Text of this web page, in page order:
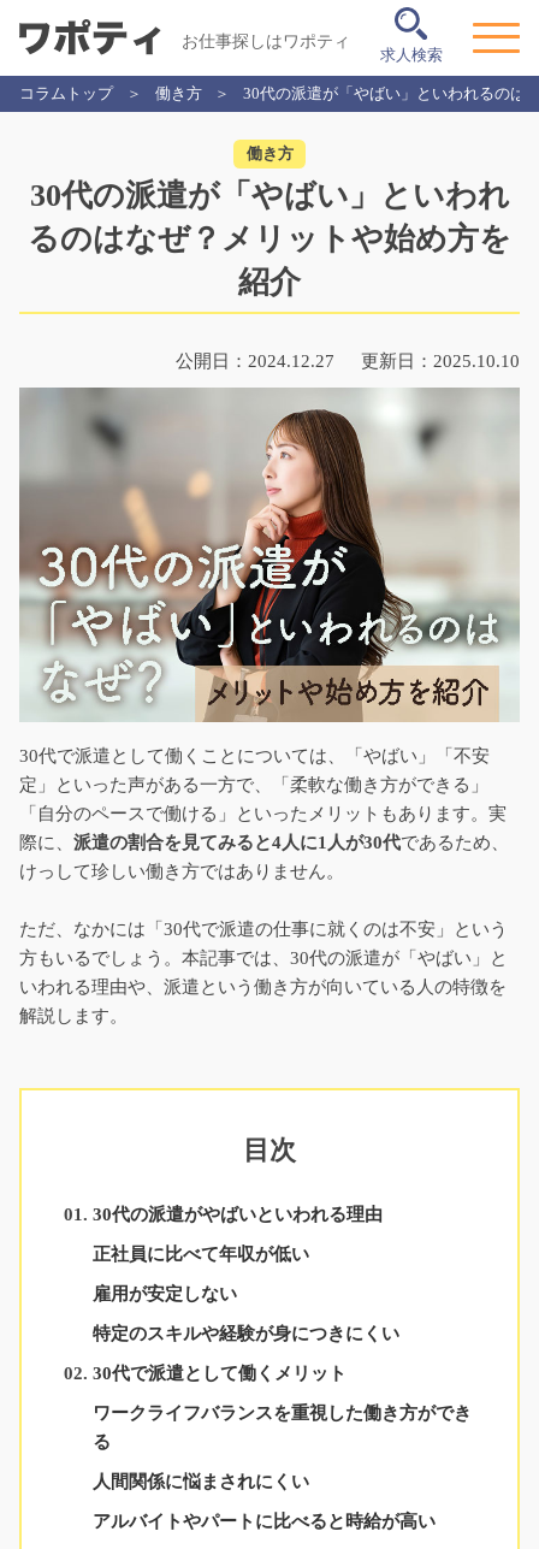
お仕事探しはワポティ
求人検索
コラムトップ 働き方 30代の派遣が「やばい」といわれるのは
働き方
30代の派遣が「やばい」といわれ
るのはなぜ？メリットや始め方を
紹介
公開日：2024.12.27 更新日：2025.10.10
30代で派遣として働くことについては、「やばい」「不安
定」といった声がある一方で、「柔軟な働き方ができる」
「自分のペースで働ける」といったメリットもあります。実
際に、派遣の割合を見てみると4人に1人が30代であるため、
けっして珍しい働き方ではありません。
ただ、なかには「30代で派遣の仕事に就くのは不安」という
方もいるでしょう。本記事では、30代の派遣が「やばい」と
いわれる理由や、派遣という働き方が向いている人の特徴を
解説します。
目次
30代の派遣がやばいといわれる理由
正社員に比べて年収が低い
雇用が安定しない
特定のスキルや経験が身につきにくい
30代で派遣として働くメリット
ワークライフバランスを重視した働き方ができ
る
人間関係に悩まされにくい
アルバイトやパートに比べると時給が高い